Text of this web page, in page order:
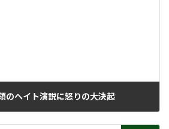
ヘイト演説に怒りの大決起